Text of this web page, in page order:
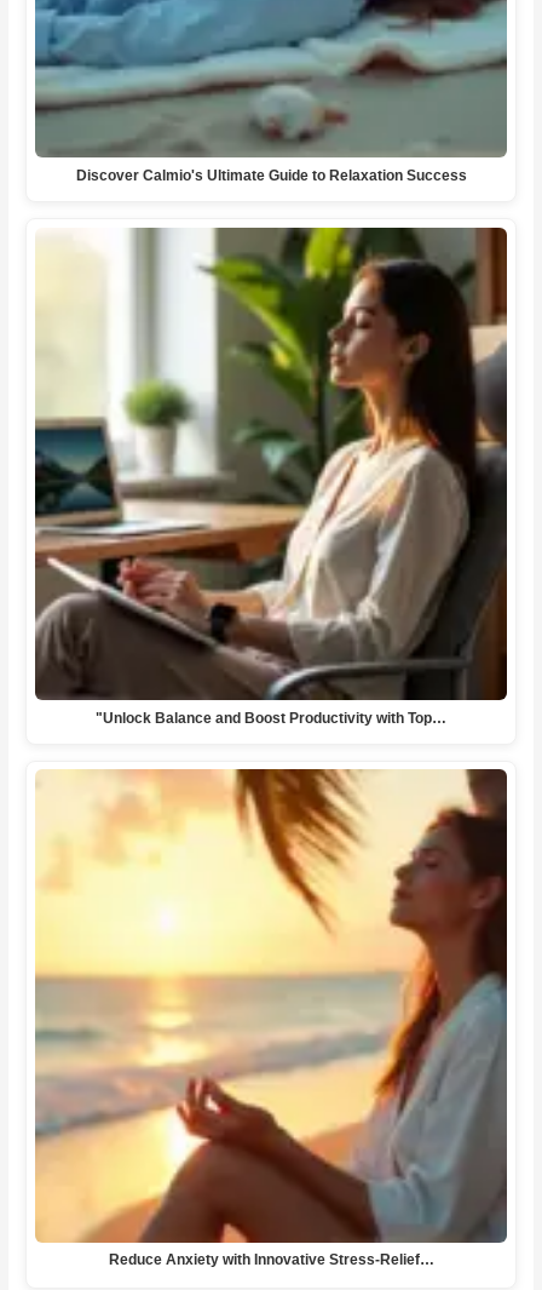
Discover Calmio's Ultimate Guide to Relaxation Success
"Unlock Balance and Boost Productivity with Top…
Reduce Anxiety with Innovative Stress-Relief…